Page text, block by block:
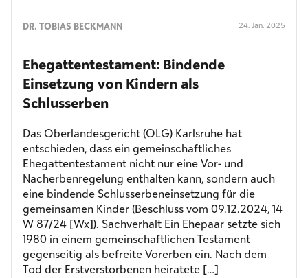
DR. TOBIAS BECKMANN 24. Jan. 2025
Ehegattentestament: Bindende
Einsetzung von Kindern als
Schlusserben
Das Oberlandesgericht (OLG) Karlsruhe hat
entschieden, dass ein gemeinschaftliches
Ehegattentestament nicht nur eine Vor- und
Nacherbenregelung enthalten kann, sondern auch
eine bindende Schlusserbeneinsetzung für die
gemeinsamen Kinder (Beschluss vom 09.12.2024, 14
W 87/24 [Wx]). Sachverhalt Ein Ehepaar setzte sich
1980 in einem gemeinschaftlichen Testament
gegenseitig als befreite Vorerben ein. Nach dem
Tod der Erstverstorbenen heiratete […]